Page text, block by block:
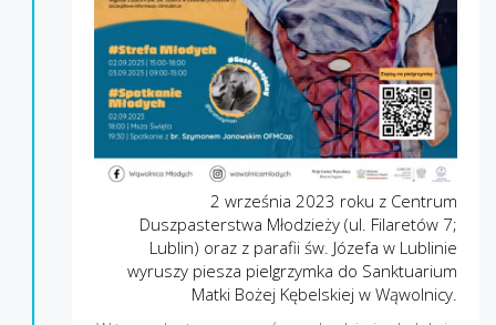
2 września 2023 roku z Centrum
Duszpasterstwa Młodzieży (ul. Filaretów 7;
Lublin) oraz z parafii św. Józefa w Lublinie
wyruszy piesza pielgrzymka do Sanktuarium
Matki Bożej Kębelskiej w Wąwolnicy.